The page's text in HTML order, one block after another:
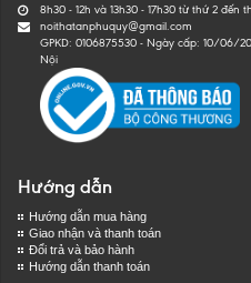
8h30 - 12h và 13h30 - 17h30 từ thứ 2 đến
noithatanphuquy@gmail.com
GPKD: 0106875530 - Ngày cấp: 10/06/
Nội
Hướng dẫn
Hướng dẫn mua hàng
Giao nhận và thanh toán
Đổi trả và bảo hành
Hướng dẫn thanh toán